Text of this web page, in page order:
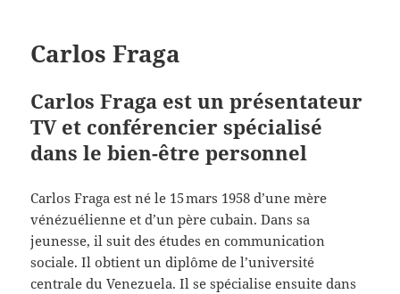
Carlos Fraga
Carlos Fraga est un présentateur
TV et conférencier spécialisé
dans le bien-être personnel
Carlos Fraga est né le 15 mars 1958 d’une mère
vénézuélienne et d’un père cubain. Dans sa
jeunesse, il suit des études en communication
sociale. Il obtient un diplôme de l’université
centrale du Venezuela. Il se spécialise ensuite dans